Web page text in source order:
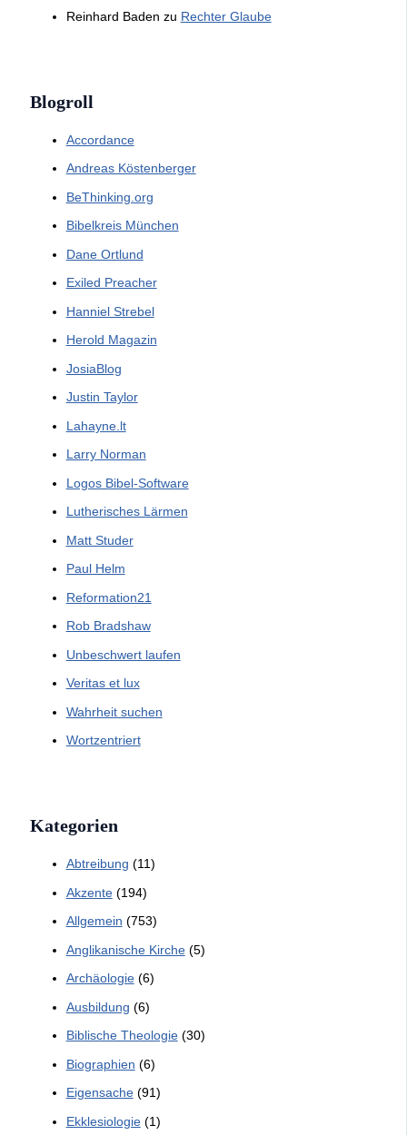
Reinhard Baden zu Rechter Glaube
Blogroll
Accordance
Andreas Köstenberger
BeThinking.org
Bibelkreis München
Dane Ortlund
Exiled Preacher
Hanniel Strebel
Herold Magazin
JosiaBlog
Justin Taylor
Lahayne.lt
Larry Norman
Logos Bibel-Software
Lutherisches Lärmen
Matt Studer
Paul Helm
Reformation21
Rob Bradshaw
Unbeschwert laufen
Veritas et lux
Wahrheit suchen
Wortzentriert
Kategorien
Abtreibung (11)
Akzente(194)
Allgemein (753)
Anglikanische Kirche(5)
Archäologie(6)
Ausbildung (6)
Biblische Theologie(30)
Biographien (6)
Eigensache(91)
Ekklesiologie(1)